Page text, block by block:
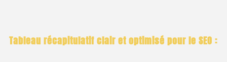
Tableau récapitulatif clair et optimisé pour le SEO :